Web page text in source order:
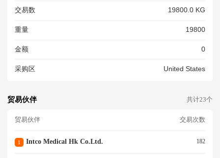
交易数 19800.0 KG
重量 19800
金额 0
采购区 United States
贸易伙伴 共计23个
贸易伙伴 交易次数
1 Intco Medical Hk Co.ltd. 182